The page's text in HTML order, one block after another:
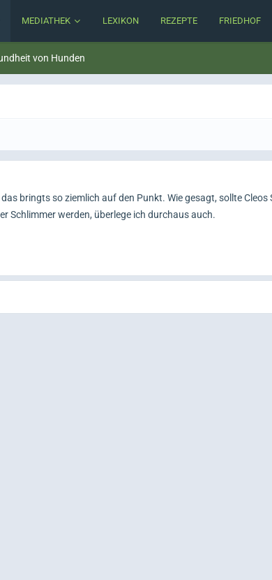
MEDIATHEK LEXIKON REZEPTE FRIEDHOF
von Hunden
das bringts so ziemlich auf den Punkt. Wie gesagt, sollte
Schlimmer werden, überlege ich durchaus auch.